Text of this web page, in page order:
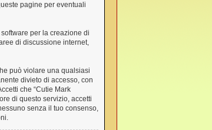
pagine per eventuali
software per la creazione di
di discussione internet,
può violare una qualsiasi
divieto di accesso, con
che “Cutie Mark
di questo servizio, accetti
senza il tuo consenso,